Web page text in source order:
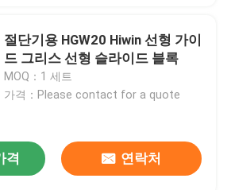
절단기용 HGW20 Hiwin 선형 가이
드 그리스 선형 슬라이드 블록
MOQ：1 세트
가격：Please contact for a quote
격 연락처